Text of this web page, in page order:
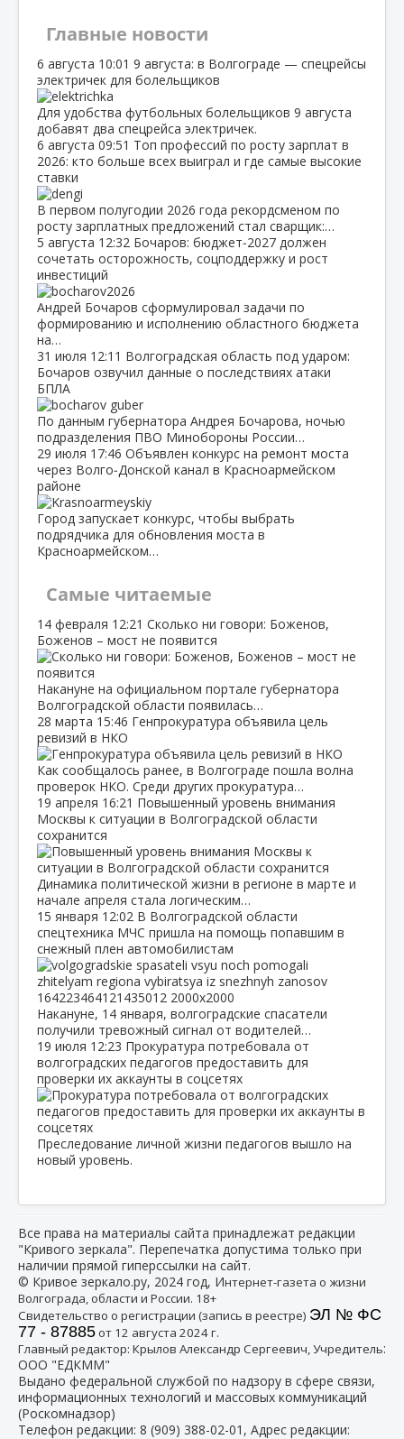
Главные новости
6 августа 10:01 9 августа: в Волгограде — спецрейсы
электричек для болельщиков
Для удобства футбольных болельщиков 9 августа
добавят два спецрейса электричек.
6 августа 09:51 Топ профессий по росту зарплат в
2026: кто больше всех выиграл и где самые высокие
ставки
В первом полугодии 2026 года рекордсменом по
росту зарплатных предложений стал сварщик:…
5 августа 12:32 Бочаров: бюджет‑2027 должен
сочетать осторожность, соцподдержку и рост
инвестиций
Андрей Бочаров сформулировал задачи по
формированию и исполнению областного бюджета
на…
31 июля 12:11 Волгоградская область под ударом:
Бочаров озвучил данные о последствиях атаки
БПЛА
По данным губернатора Андрея Бочарова, ночью
подразделения ПВО Минобороны России…
29 июля 17:46 Объявлен конкурс на ремонт моста
через Волго‑Донской канал в Красноармейском
районе
Город запускает конкурс, чтобы выбрать
подрядчика для обновления моста в
Красноармейском…
Самые читаемые
14 февраля 12:21 Сколько ни говори: Боженов,
Боженов – мост не появится
Накануне на официальном портале губернатора
Волгоградской области появилась…
28 марта 15:46 Генпрокуратура объявила цель
ревизий в НКО
Как сообщалось ранее, в Волгограде пошла волна
проверок НКО. Среди других прокуратура…
19 апреля 16:21 Повышенный уровень внимания
Москвы к ситуации в Волгоградской области
сохранится
Динамика политической жизни в регионе в марте и
начале апреля стала логическим…
15 января 12:02 В Волгоградской области
спецтехника МЧС пришла на помощь попавшим в
снежный плен автомобилистам
Накануне, 14 января, волгоградские спасатели
получили тревожный сигнал от водителей…
19 июля 12:23 Прокуратура потребовала от
волгоградских педагогов предоставить для
проверки их аккаунты в соцсетях
Преследование личной жизни педагогов вышло на
новый уровень.
Все права на материалы сайта принадлежат редакции
"Кривого зеркала". Перепечатка допустима только при
наличии прямой гиперссылки на сайт.
© Кривое зеркало.ру, 2024 год, Интернет-газета о жизни
Волгограда, области и России. 18+
Свидетельство о регистрации (запись в реестре) ЭЛ № ФС
77 - 87885от 12 августа 2024 г.
Главный редактор: Крылов Александр Сергеевич, Учредитель:
ООО "ЕДКММ"
Выдано федеральной службой по надзору в сфере связи,
информационных технологий и массовых коммуникаций
(Роскомнадзор)
Телефон редакции: 8 (909) 388-02-01 , Адрес редакции: